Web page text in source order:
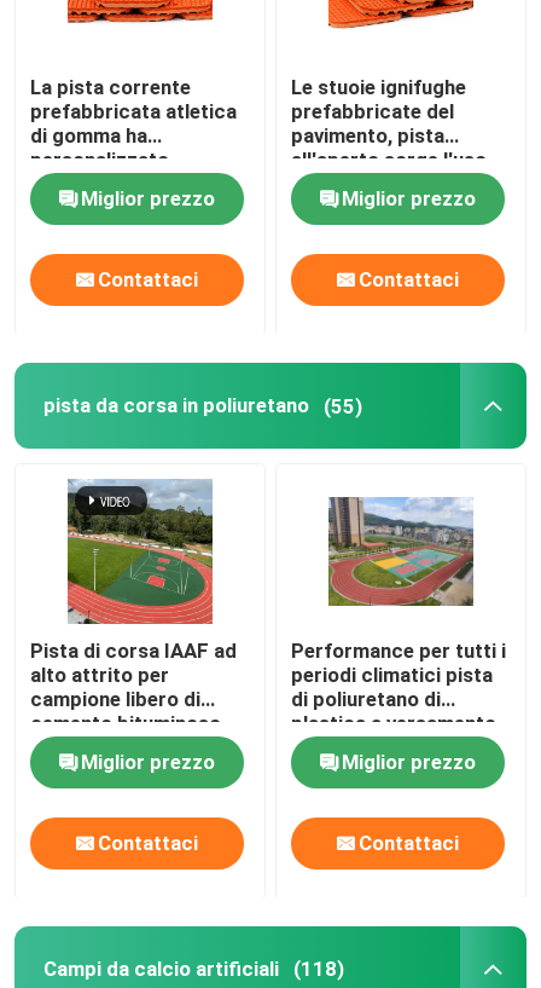
La pista corrente
prefabbricata atletica
di gomma ha
personalizzato
ignifugo
Miglior prezzo
Contattaci
Le stuoie ignifughe
prefabbricate del
pavimento, pista
all'aperto sorge l'uso
della pista
Miglior prezzo
Contattaci
pista da corsa in poliuretano (55)
Pista di corsa IAAF ad
alto attrito per
campione libero di
cemento bituminoso
Miglior prezzo
Contattaci
Performance per tutti i
periodi climatici pista
di poliuretano di
plastica a versamento
completo con elevato
attritoMiglior prezzo
Contattaci
Campi da calcio artificiali (118)